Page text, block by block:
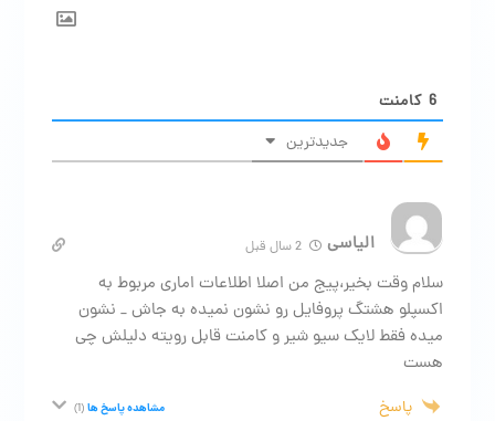
6 کامنت
جدیدترین
الیاسی
سلام وقت بخیر،پیج من اصلا اطلاعات اماری مربوط به
اکسپلو هشتگ پروفایل رو نشون نمیده به جاش _ نشون
میده فقط لایک سیو شیر و کامنت قابل رویته دلیلش چی
هست
پاسخ مشاهده پاسخ ها(1)